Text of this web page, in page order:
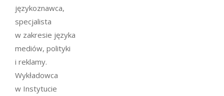
językoznawca,
specjalista
w zakresie języka
mediów, polityki
i reklamy.
Wykładowca
w Instytucie